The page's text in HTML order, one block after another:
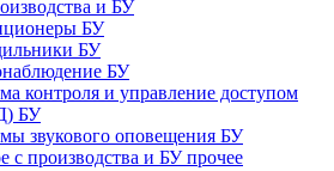
и БУ
БУ
БУ
БУ
контроля и управление доступом
БУ
звукового оповещения БУ
с производства и БУ прочее